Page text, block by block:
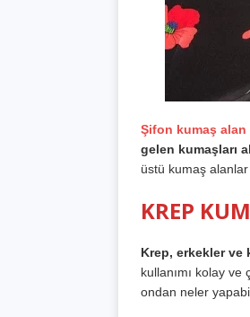
Şifon kumaş alan
gelen kumaşları
üstü kumaş
KREP
Krep, erkekler ve
kullanımı kolay ve
ondan neler